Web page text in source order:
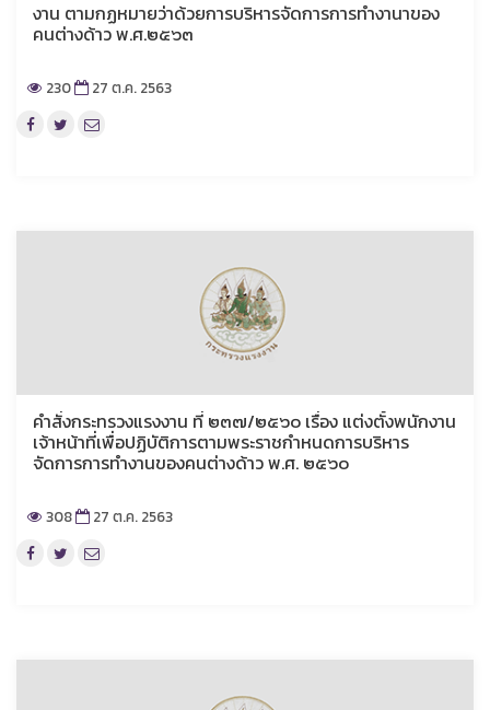
งาน ตามกฏหมายว่าด้วยการบริหารจัดการการทำงานาของ
คนต่างด้าว พ.ศ.๒๕๖๓
230 27 ต.ค. 2563
คำสั่งกระทรวงแรงงาน ที่ ๒๓๗/๒๕๖๐ เรื่อง แต่งตั้งพนักงาน
เจ้าหน้าที่เพื่อปฏิบัติการตามพระราชกำหนดการบริหาร
จัดการการทำงานของคนต่างด้าว พ.ศ. ๒๕๖๐
308 27 ต.ค. 2563